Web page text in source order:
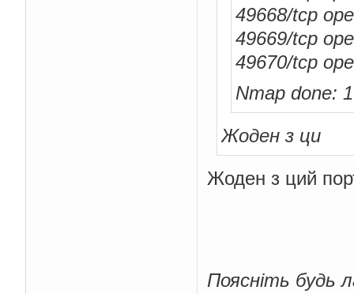
49668/tcp
49669/tcp
49670/tcp
Nmap done:
Жоден з ци
Жоден з ций
Поясніть будь